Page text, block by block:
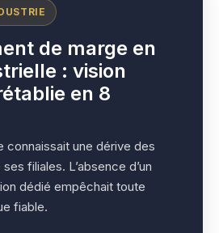
de marge en
: vision
en 8
connaissait une dérive des
filiales. L’absence d’un
dédié empêchait toute
fiable.